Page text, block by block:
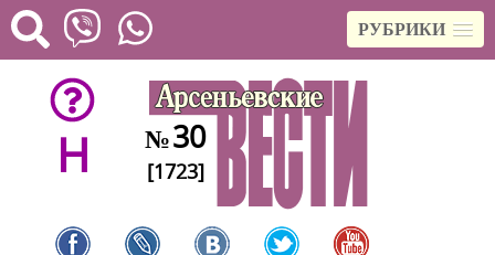
РУБРИКИ
H №30
[1723]